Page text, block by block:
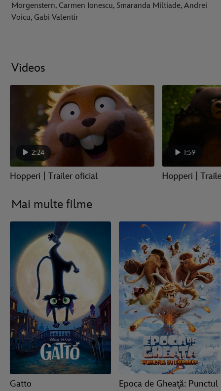
Morgenstern, Carmen Ionescu, Smaranda Miltiade, Andrei
Voicu, Gabi Valentir
Videos
2:24
Hopperi | Trailer oficial
1:59
Hopperi |
Mai multe filme
Gatto
Epoca de Gheaţă: Punctul